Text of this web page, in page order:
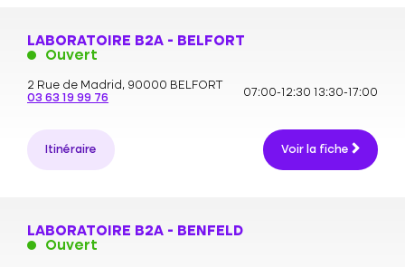
LABORATOIRE B2A - BELFORT
Ouvert
2 Rue de Madrid, 90000 BELFORT
03 63 19 99 76
07:00-12:30 13:30-17:00
Itinéraire Voir la fiche
LABORATOIRE B2A - BENFELD
Ouvert